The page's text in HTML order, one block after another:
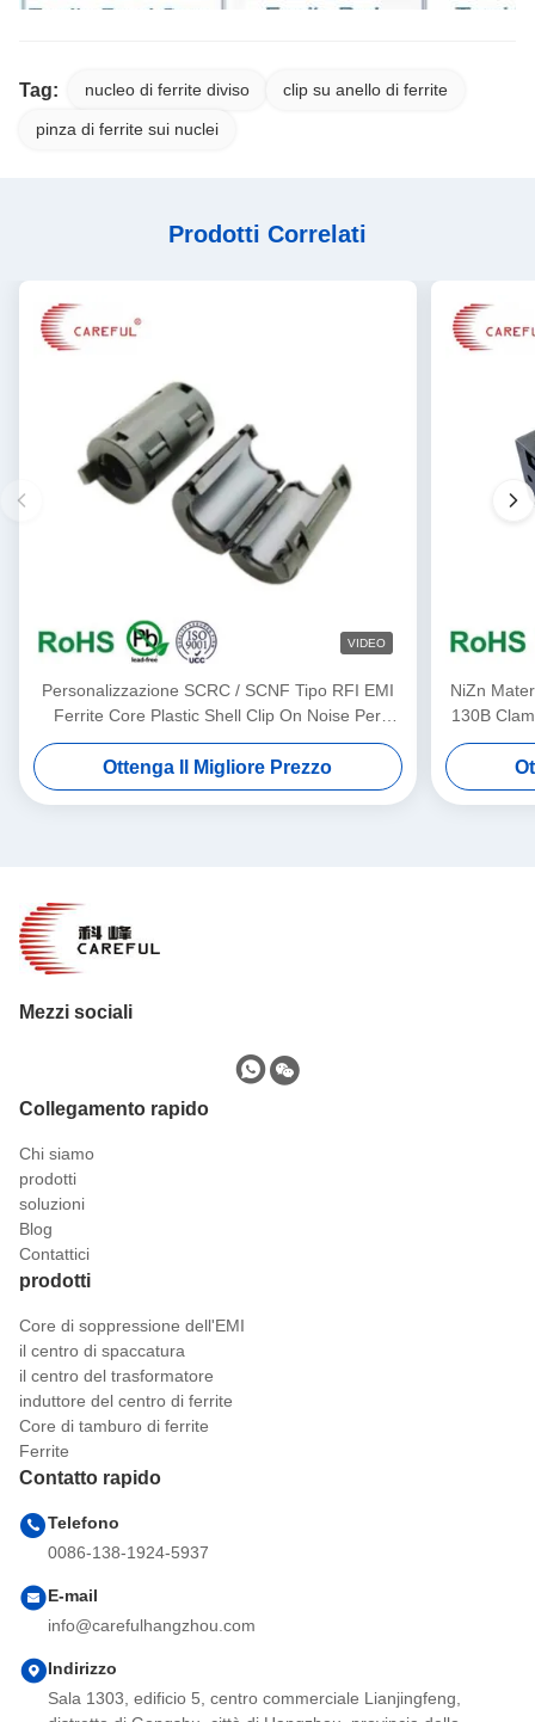
Tag: nucleo di ferrite diviso clip su anello di ferrite
pinza di ferrite sui nuclei
Prodotti Correlati
VIDEO
Personalizzazione SCRC / SCNF Tipo RFI EMI
Ferrite Core Plastic Shell Clip On Noise Per
Cavo da 3,5 mm a 13 mm
Ottenga Il Migliore Prezzo
NiZn
130B
Mezzi sociali
Collegamento rapido
Chi siamo
prodotti
soluzioni
Blog
Contattici
prodotti
Core di soppressione dell'EMI
il centro di spaccatura
il centro del trasformatore
induttore del centro di ferrite
Core di tamburo di ferrite
Ferrite
Contatto rapido
Telefono
0086-138-1924-5937
E-mail
info@carefulhangzhou.com
Indirizzo
Sala 1303, edificio 5, centro commerciale Lianjingfeng,